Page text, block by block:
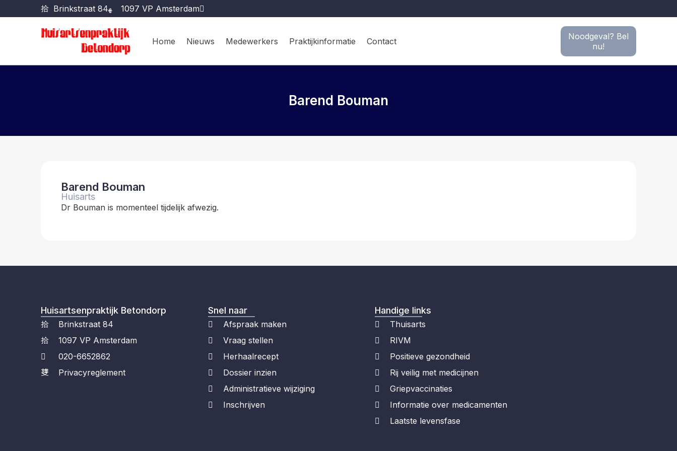
Brinkstraat 84 1097 VP Amsterdam
Home Nieuws Medewerkers Praktijkinformatie Contact
Noodgeval? Bel
nu!
Barend Bouman
Barend Bouman
Huisarts
Dr Bouman is momenteel tijdelijk afwezig.
Huisartsenpraktijk Betondorp
Brinkstraat 84
1097 VP Amsterdam
020-6652862
Privacyreglement
Snel naar
Afspraak maken
Vraag stellen
Herhaalrecept
Dossier inzien
Administratieve wijziging
Inschrijven
Handige links
Thuisarts
RIVM
Positieve gezondheid
Rij veilig met medicijnen
Griepvaccinaties
Informatie over medicamenten
Laatste levensfase